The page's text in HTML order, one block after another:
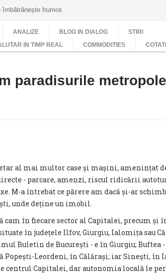
îmbătrânește frumos
ANALIZE BLOG IN DIALOG
STIRI
IN TIMP REAL
COMMODITIES
paradisurile
al mai multor case și mașini, amenințat
- parcare, amenzi, riscul ridicării
M-a întrebat ce părere am dacă și-ar
unde deține un imobil.
cam în fiecare sector al Capitalei, precum și
în județele Ilfov, Giurgiu, Ialomița sau
Buletin de București - e în Giurgiu; Buftea
Popești-Leordeni, în Călărași; iar Sinești, în
centrul Capitalei, dar autonomia locală le